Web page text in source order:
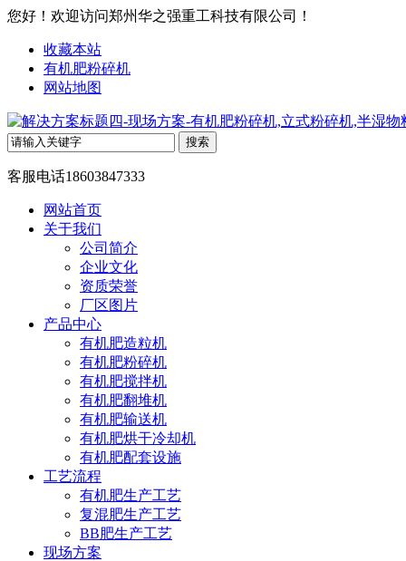
您好！欢迎访问郑州华之强重工科技有限公司！
收藏本站
有机肥粉碎机
网站地图
客服电话18603847333
网站首页
关于我们
公司简介
企业文化
资质荣誉
厂区图片
产品中心
有机肥造粒机
有机肥粉碎机
有机肥搅拌机
有机肥翻堆机
有机肥输送机
有机肥烘干冷却机
有机肥配套设施
工艺流程
有机肥生产工艺
复混肥生产工艺
BB肥生产工艺
现场方案